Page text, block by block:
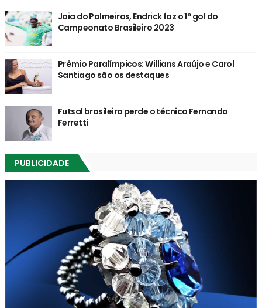
Joia do Palmeiras, Endrick faz o 1º gol do
Campeonato Brasileiro 2023
Prêmio Paralímpicos: Willians Araújo e Carol
Santiago são os destaques
Futsal brasileiro perde o técnico Fernando
Ferretti
PUBLICIDADE